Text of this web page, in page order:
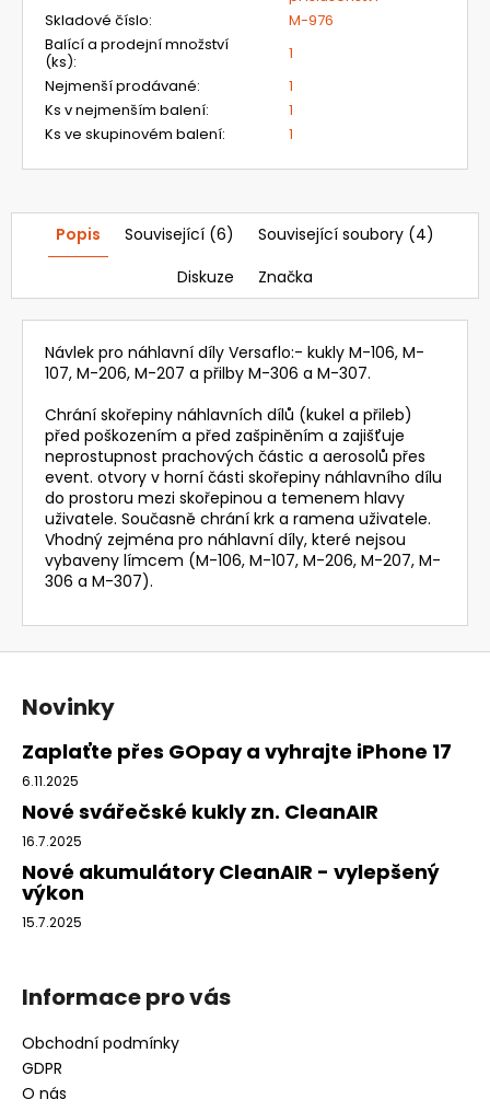
Skladové číslo:
M-976
Balící a prodejní množství
(ks):
1
Nejmenší prodávané:
1
Ks v nejmenším balení:
1
Ks ve skupinovém balení: 1
Popis Související (6)
Související soubory (4)
Diskuze
Značka
Návlek pro náhlavní díly Versaflo:- kukly M-106, M-
107, M-206, M-207 a přilby M-306 a M-307.
Chrání skořepiny náhlavních dílů (kukel a přileb)
před poškozením a před zašpiněním a zajišťuje
neprostupnost prachových částic a aerosolů přes
event. otvory v horní části skořepiny náhlavního dílu
do prostoru mezi skořepinou a temenem hlavy
uživatele. Současně chrání krk a ramena uživatele.
Vhodný zejména pro náhlavní díly, které nejsou
vybaveny límcem (M-106, M-107, M-206, M-207, M-
306 a M-307).
Z
Novinky
Zaplaťte přes GOpay a vyhrajte iPhone 17
6.11.2025
Nové svářečské kukly zn. CleanAIR
16.7.2025
Nové akumulátory CleanAIR - vylepšený
výkon
15.7.2025
Informace pro vás
Obchodní podmínky
GDPR
O nás